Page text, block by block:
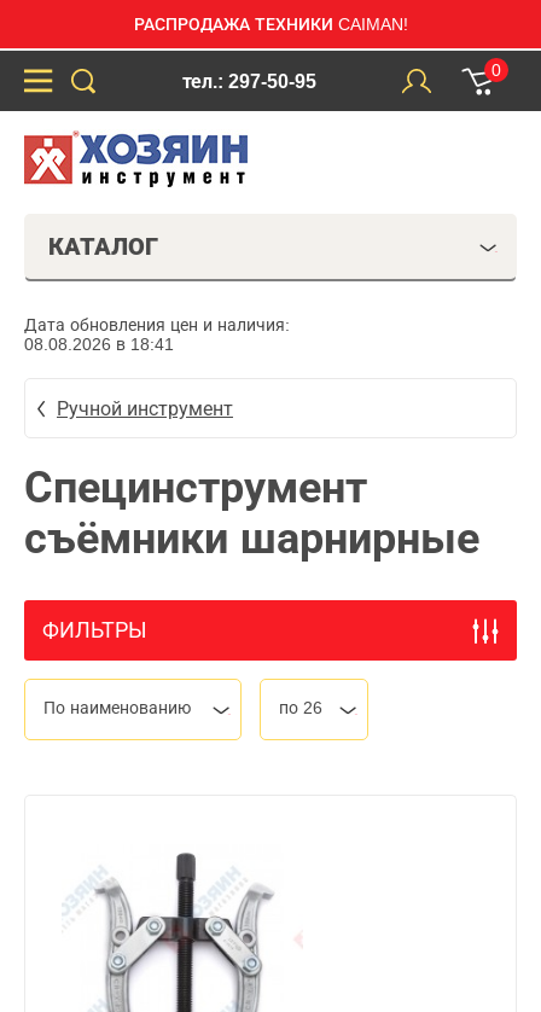
РАСПРОДАЖА ТЕХНИКИ CAIMAN!
тел.: 297-50-95
0
КАТАЛОГ
Дата обновления цен и наличия:
08.08.2026 в 18:41
Ручной инструмент
Специнструмент
съёмники шарнирные
ФИЛЬТРЫ
По наименованию по 26